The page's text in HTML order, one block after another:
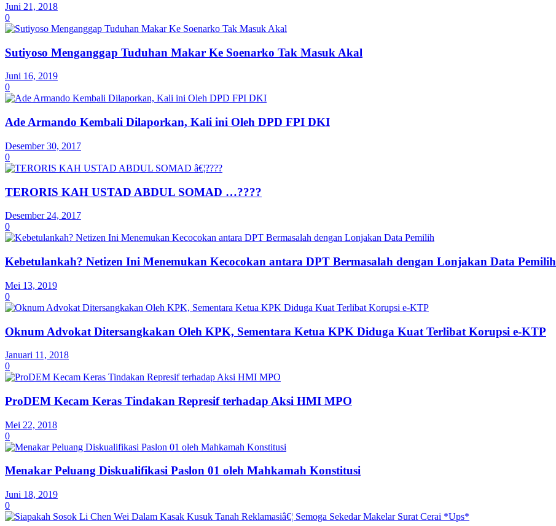
Juni 21, 2018
0
Sutiyoso Menganggap Tuduhan Makar Ke Soenarko Tak Masuk Akal
Juni 16, 2019
0
Ade Armando Kembali Dilaporkan, Kali ini Oleh DPD FPI DKI
Desember 30, 2017
0
TERORIS KAH USTAD ABDUL SOMAD …????
Desember 24, 2017
0
Kebetulankah? Netizen Ini Menemukan Kecocokan antara DPT Bermasalah dengan Lonjakan Data Pemilih
Mei 13, 2019
0
Oknum Advokat Ditersangkakan Oleh KPK, Sementara Ketua KPK Diduga Kuat Terlibat Korupsi e-KTP
Januari 11, 2018
0
ProDEM Kecam Keras Tindakan Represif terhadap Aksi HMI MPO
Mei 22, 2018
0
Menakar Peluang Diskualifikasi Paslon 01 oleh Mahkamah Konstitusi
Juni 18, 2019
0